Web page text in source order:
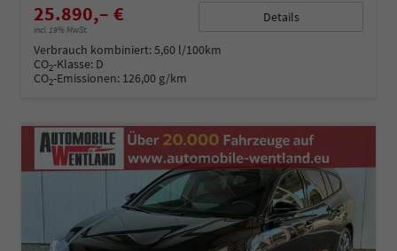
25.890,– €
incl. 19% MwSt.
Details
Verbrauch kombiniert:5,60 l/100km
CO2-Klasse: D
CO2-Emissionen: 126,00 g/km